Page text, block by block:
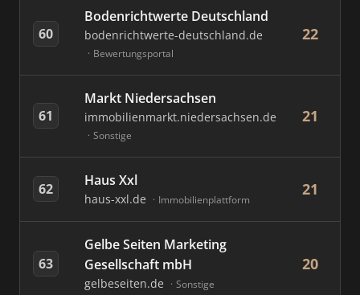
60
Bodenrichtwerte Deutschland
bodenrichtwerte-deutschland.de
Bewertungsportal
22
61
Markt Niedersachsen
immobilienmarkt.niedersachsen.de
Sonstige
21
62 Haus Xxl
haus-xxl.de Immobilienplattform
21
63
Gelbe Seiten Marketing
Gesellschaft mbH
gelbeseiten.de Sonstige
20